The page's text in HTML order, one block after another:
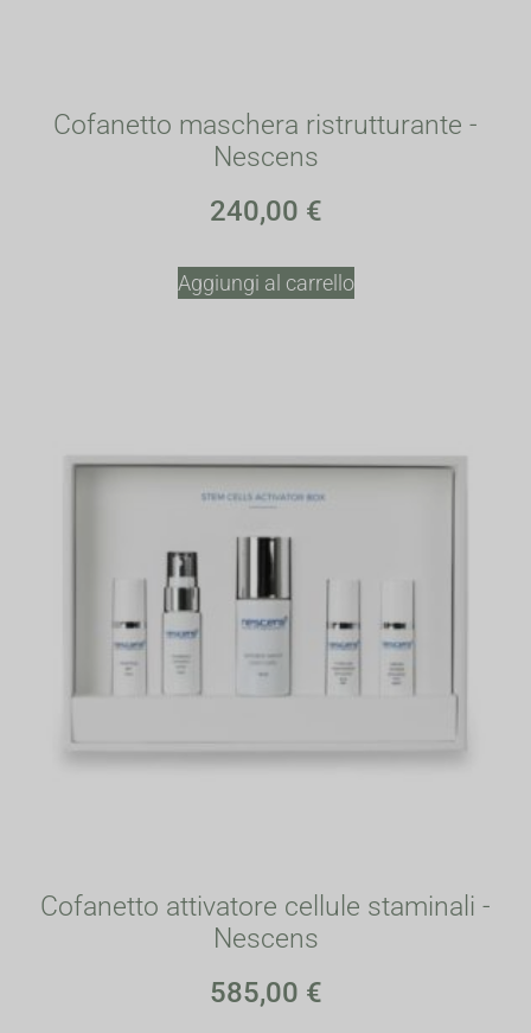
Cofanetto maschera ristrutturante -
Nescens
240,00 €
Aggiungi al carrello
Cofanetto attivatore cellule staminali -
Nescens
585,00 €